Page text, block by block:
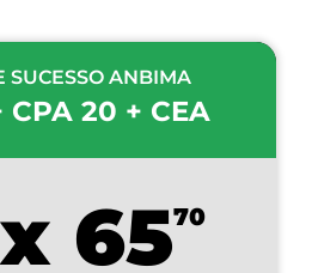
SUCESSO ANBIMA
CPA 20 + CEA
6570